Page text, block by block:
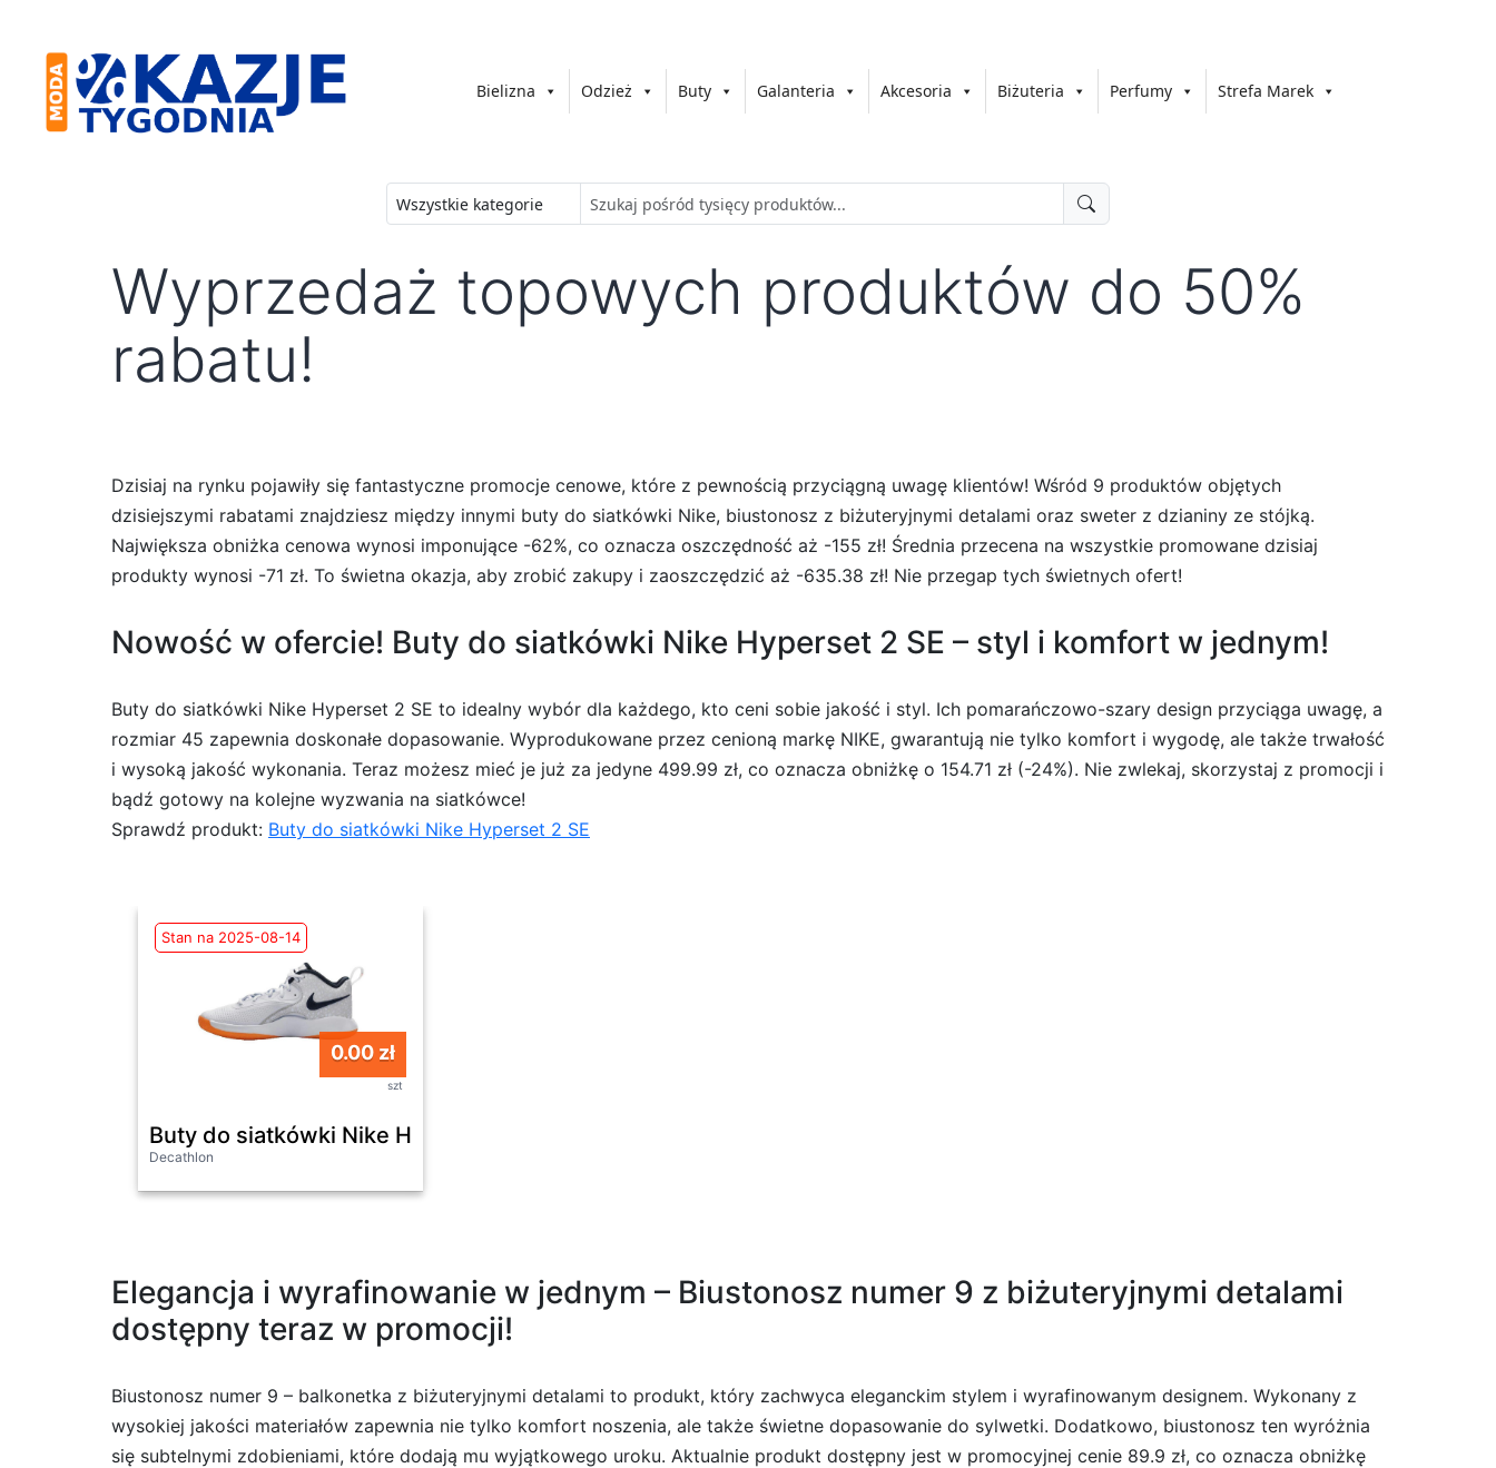
content
Tygodnia
Bielizna Odzież Buty Galanteria Akcesoria Biżuteria Perfumy Strefa Marek
Wyprzedaż topowych produktów do 50%
rabatu!
Dzisiaj na rynku pojawiły się fantastyczne promocje cenowe, które z pewnością przyciągną uwagę klientów! Wśród 9 produktów objętych
dzisiejszymi rabatami znajdziesz między innymi buty do siatkówki Nike, biustonosz z biżuteryjnymi detalami oraz sweter z dzianiny ze stójką.
Największa obniżka cenowa wynosi imponujące -62%, co oznacza oszczędność aż -155 zł! Średnia przecena na wszystkie promowane dzisiaj
produkty wynosi -71 zł. To świetna okazja, aby zrobić zakupy i zaoszczędzić aż -635.38 zł! Nie przegap tych świetnych ofert!
Nowość w ofercie! Buty do siatkówki Nike Hyperset 2 SE – styl i komfort w jednym!
Buty do siatkówki Nike Hyperset 2 SE to idealny wybór dla każdego, kto ceni sobie jakość i styl. Ich pomarańczowo-szary design przyciąga uwagę, a
rozmiar 45 zapewnia doskonałe dopasowanie. Wyprodukowane przez cenioną markę NIKE, gwarantują nie tylko komfort i wygodę, ale także trwałość
i wysoką jakość wykonania. Teraz możesz mieć je już za jedyne 499.99 zł, co oznacza obniżkę o 154.71 zł (-24%). Nie zwlekaj, skorzystaj z promocji i
bądź gotowy na kolejne wyzwania na siatkówce!
Sprawdź produkt: Buty do siatkówki Nike Hyperset 2 SE
Stan na 2025-08-14
0.00 zł
szt
Buty do siatkówki Nike Hyperset 2 SE
Decathlon
Elegancja i wyrafinowanie w jednym – Biustonosz numer 9 z biżuteryjnymi detalami
dostępny teraz w promocji!
Biustonosz numer 9 – balkonetka z biżuteryjnymi detalami to produkt, który zachwyca eleganckim stylem i wyrafinowanym designem. Wykonany z
wysokiej jakości materiałów zapewnia nie tylko komfort noszenia, ale także świetne dopasowanie do sylwetki. Dodatkowo, biustonosz ten wyróżnia
się subtelnymi zdobieniami, które dodają mu wyjątkowego uroku. Aktualnie produkt dostępny jest w promocyjnej cenie 89.9 zł, co oznacza obniżkę